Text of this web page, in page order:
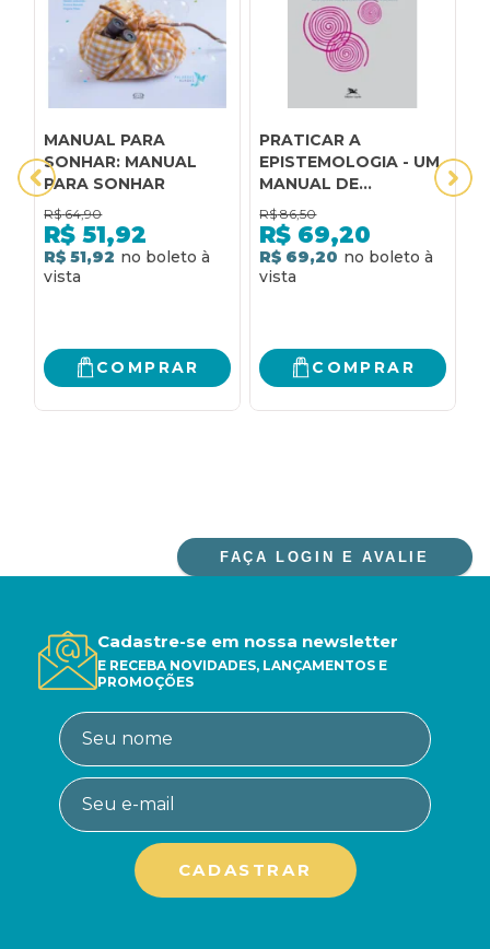
MANUAL PARA
SONHAR: MANUAL
PARA SONHAR
R$ 64,90
R$ 51,92
R$ 51,92
COMPRAR
PRATICAR A
EPISTEMOLOGIA - UM
MANUAL DE
INICIAÇÃO PARA
PROFESSORES E
FORMADORES: UM
MANUAL DE
R$ 86,50
R$ 69,20
R$ 69,20
COMPRAR
FAÇA LOGIN E AVALIE
Cadastre-se em nossa newsletter
E RECEBA NOVIDADES, LANÇAMENTOS E
PROMOÇÕES